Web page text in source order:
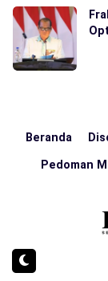
Beranda
Pedoman